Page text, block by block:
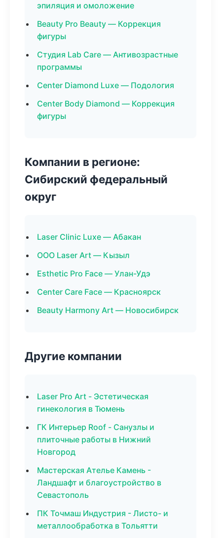
эпиляция и омоложение
Beauty Pro Beauty — Коррекция
фигуры
Студия Lab Care — Антивозрастные
программы
Center Diamond Luxe — Подология
Center Body Diamond — Коррекция
фигуры
Компании в регионе:
Сибирский федеральный
округ
Laser Clinic Luxe — Абакан
ООО Laser Art — Кызыл
Esthetic Pro Face — Улан-Удэ
Center Care Face — Красноярск
Beauty Harmony Art — Новосибирск
Другие компании
Laser Pro Art - Эстетическая
гинекология в Тюмень
ГК Интерьер Roof - Санузлы и
плиточные работы в Нижний
Новгород
Мастерская Ателье Камень -
Ландшафт и благоустройство в
Севастополь
ПК Точмаш Индустрия - Листо- и
металлообработка в Тольятти